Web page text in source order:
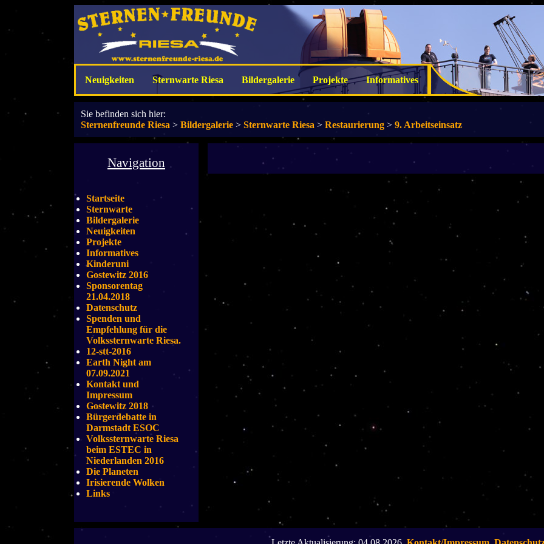
Neuigkeiten Sternwarte Riesa Bildergalerie Projekte Informatives
Sie befinden sich hier:
Sternenfreunde Riesa > Bildergalerie > Sternwarte Riesa > Restaurierung > 9. Arbeitseinsatz
Navigation
Startseite
Sternwarte
Bildergalerie
Neuigkeiten
Projekte
Informatives
Kinderuni
Gostewitz 2016
Sponsorentag
21.04.2018
Datenschutz
Spenden und
Empfehlung für die
Volkssternwarte Riesa.
12-stt-2016
Earth Night am
07.09.2021
Kontakt und
Impressum
Gostewitz 2018
Bürgerdebatte in
Darmstadt ESOC
Volkssternwarte Riesa
beim ESTEC in
Niederlanden 2016
Die Planeten
Irisierende Wolken
Links